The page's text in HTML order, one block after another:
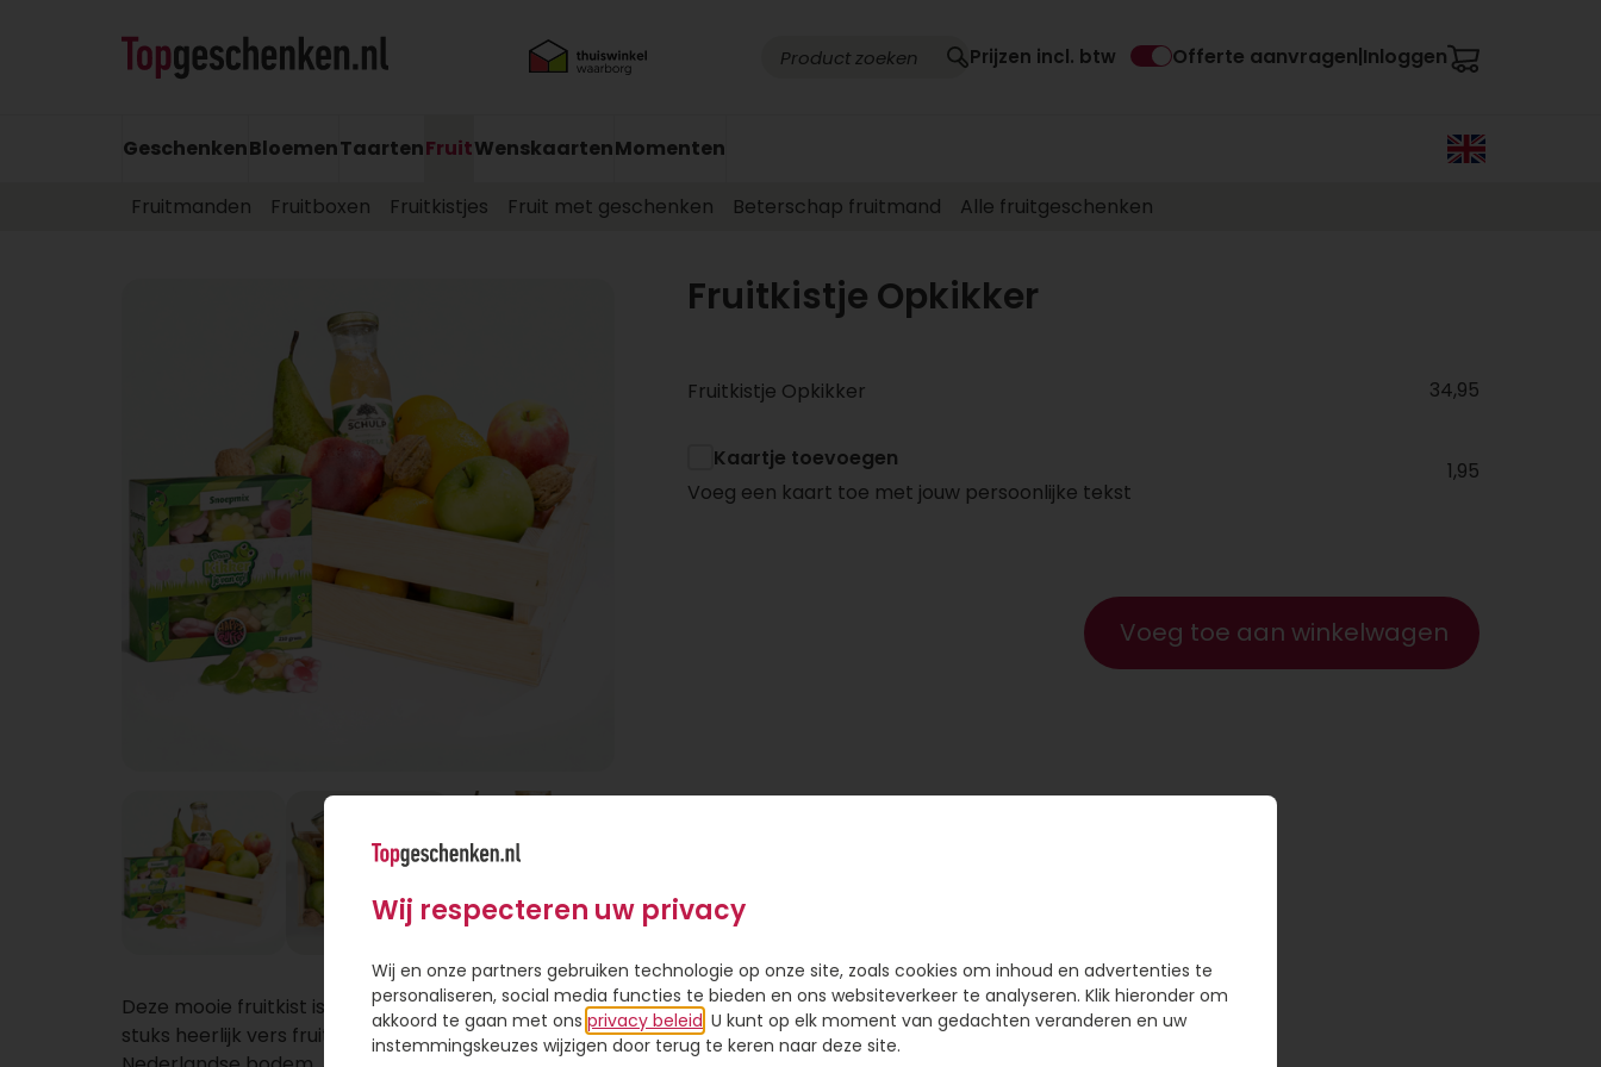
Prijzen incl. btw Offerte aanvragen Inloggen
GeschenkenBloemenTaartenFruitWenskaartenMomenten
Fruitmanden Fruitboxen Fruitkistjes Fruit met geschenken Beterschap fruitmand Alle fruitgeschenken
Deze mooie fruitkist is rijkelijk gevuld met 13 tot 15
stuks heerlijk vers fruit en een gezond sapje van
Fruitkistje Opkikker
Fruitkistje Opkikker 34,95
Kaartje toevoegen
Voeg een kaart toe met jouw persoonlijke tekst
1,95
Voeg toe aan winkelwagen
Wij respecteren uw privacy
Wij en onze partners gebruiken technologie op onze site, zoals cookies om inhoud en advertenties te
personaliseren, social media functies te bieden en ons websiteverkeer te analyseren. Klik hieronder om
akkoord te gaan met ons privacy beleid . U kunt op elk moment van gedachten veranderen en uw
instemmingskeuzes wijzigen door terug te keren naar deze site.